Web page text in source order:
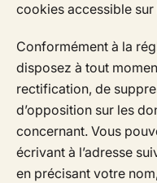
cookies accessible sur
Conformément à la
disposez à tout
rectification, de
d’opposition sur les
concernant. Vous
écrivant à l’adresse
en précisant votre